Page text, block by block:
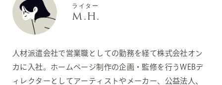
ライター
M.H.
人材派遣会社で営業職としての勤務を経て株式会社オン
カに入社。ホームページ制作の企画・監修を行うWEBデ
ィレクターとしてアーティストやメーカー、公益法人、